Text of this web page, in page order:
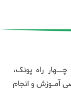
چــهار راه پونک،
تخصصی آمـوزش و انجام